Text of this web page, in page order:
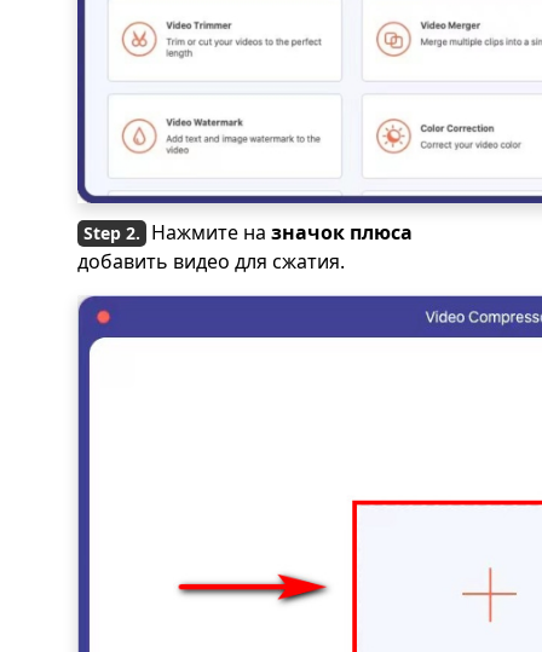
Нажмите на значок плюса
добавить видео для сжатия.